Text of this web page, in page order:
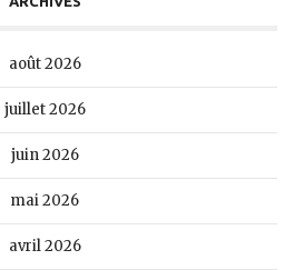
août 2026
juillet 2026
juin 2026
mai 2026
avril 2026